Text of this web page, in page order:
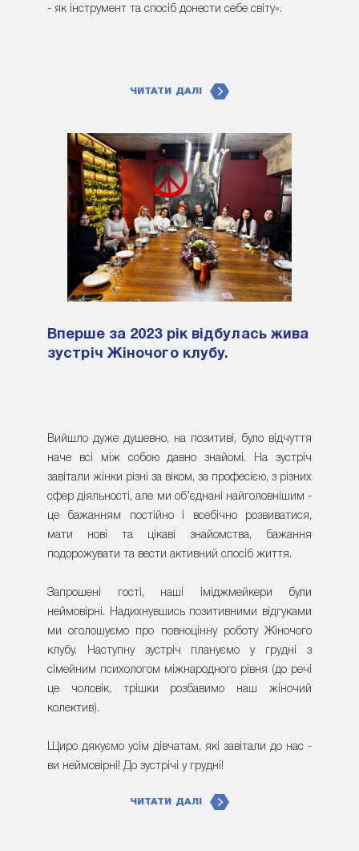
- як інструмент та спосіб донести себе світу».
ЧИТАТИ ДАЛІ
Вперше за 2023 рік відбулась жива
зустріч Жіночого клубу.
Вийшло дуже душевно, на позитиві, було відчуття
наче всі між собою давно знайомі. На зустріч
завітали жінки різні за віком, за професією, з різних
сфер діяльності, але ми об’єднані найголовнішим -
це бажанням постійно і всебічно розвиватися,
мати нові та цікаві знайомства, бажання
подорожувати та вести активний спосіб життя.
Запрошені гості, наші іміджмейкери були
неймовірні. Надихнувшись позитивними відгуками
ми оголошуємо про повноцінну роботу Жіночого
клубу. Наступну зустріч плануємо у грудні з
сімейним психологом міжнародного рівня (до речі
це чоловік, трішки розбавимо наш жіночий
колектив).
Щиро дякуємо усім дівчатам, які завітали до нас -
ви неймовірні! До зустрічі у грудні!
ЧИТАТИ ДАЛІ